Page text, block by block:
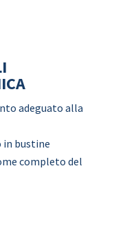
adeguato alla
in bustine
completo del